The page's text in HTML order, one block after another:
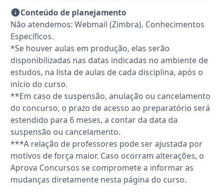
Conteúdo de planejamento
Não atendemos: Webmail (Zimbra). Conhecimentos
Específicos.
*Se houver aulas em produção, elas serão
disponibilizadas nas datas indicadas no ambiente de
estudos, na lista de aulas de cada disciplina, após o
início do curso.
**Em caso de suspensão, anulação ou cancelamento
do concurso, o prazo de acesso ao preparatório será
estendido para 6 meses, a contar da data da
suspensão ou cancelamento.
***A relação de professores pode ser ajustada por
motivos de força maior. Caso ocorram alterações, o
Aprova Concursos se compromete a informar as
mudanças diretamente nesta página do curso.